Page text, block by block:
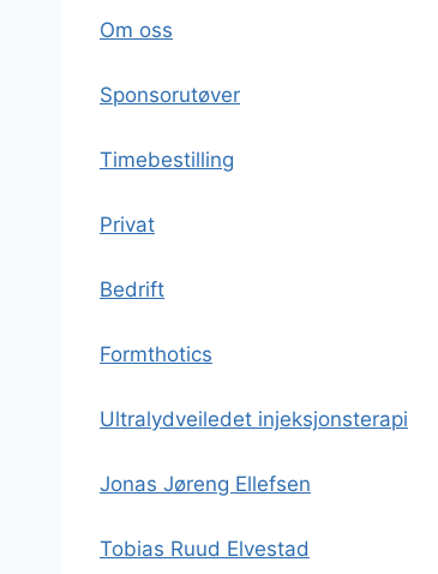
Om oss
Sponsorutøver
Timebestilling
Privat
Bedrift
Formthotics
Ultralydveiledet injeksjonsterapi
Jonas Jøreng Ellefsen
Tobias Ruud Elvestad